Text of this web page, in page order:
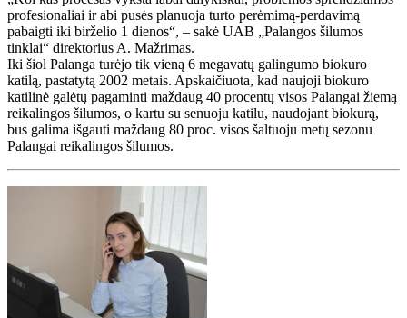
profesionaliai ir abi pusės planuoja turto perėmimą-perdavimą
pabaigti iki birželio 1 dienos“, – sakė UAB „Palangos šilumos
tinklai“ direktorius A. Mažrimas.
Iki šiol Palanga turėjo tik vieną 6 megavatų galingumo biokuro
katilą, pastatytą 2002 metais. Apskaičiuota, kad naujoji biokuro
katilinė galėtų pagaminti maždaug 40 procentų visos Palangai žiemą
reikalingos šilumos, o kartu su senuoju katilu, naudojant biokurą,
bus galima išgauti maždaug 80 proc. visos šaltuoju metų sezonu
Palangai reikalingos šilumos.